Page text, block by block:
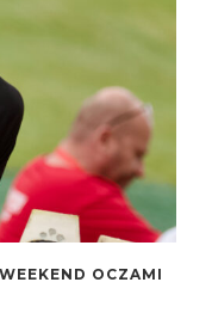
OCZAMI